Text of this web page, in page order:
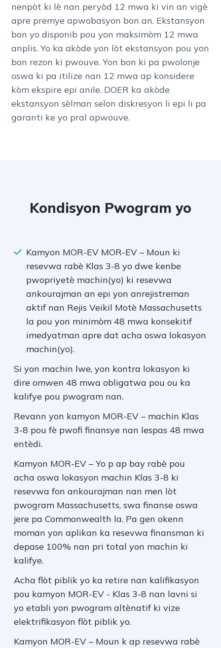
nenpòt ki lè nan peryòd 12 mwa ki vin an vigè
apre premye apwobasyon bon an. Ekstansyon
bon yo disponib pou yon maksimòm 12 mwa
anplis. Yo ka akòde yon lòt ekstansyon pou yon
bon rezon ki pwouve. Yon bon ki pa pwolonje
oswa ki pa itilize nan 12 mwa ap konsidere
kòm ekspire epi anile. DOER ka akòde
ekstansyon sèlman selon diskresyon li epi li pa
garanti ke yo pral apwouve.
Kondisyon Pwogram yo
Kamyon MOR-EV MOR-EV – Moun ki
resevwa rabè Klas 3-8 yo dwe kenbe
pwopriyetè machin(yo) ki resevwa
ankourajman an epi yon anrejistreman
aktif nan Rejis Veikil Motè Massachusetts
la pou yon minimòm 48 mwa konsekitif
imedyatman apre dat acha oswa lokasyon
machin(yo).
Si yon machin lwe, yon kontra lokasyon ki
dire omwen 48 mwa obligatwa pou ou ka
kalifye pou pwogram nan.
Revann yon kamyon MOR-EV – machin Klas
3-8 pou fè pwofi finansye nan lespas 48 mwa
entèdi.
Kamyon MOR-EV – Yo p ap bay rabè pou
acha oswa lokasyon machin Klas 3-8 ki
resevwa fon ankourajman nan men lòt
pwogram Massachusetts, swa finanse oswa
jere pa Commonwealth la. Pa gen okenn
moman yon aplikan ka resevwa finansman ki
depase 100% nan pri total yon machin ki
kalifye.
Acha flòt piblik yo ka retire nan kalifikasyon
pou kamyon MOR-EV - Klas 3-8 nan lavni si
yo etabli yon pwogram altènatif ki vize
elektrifikasyon flòt piblik yo.
Kamyon MOR-EV – Moun k ap resevwa rabè